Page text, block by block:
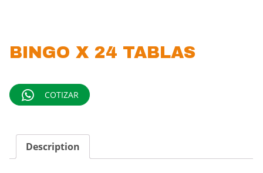
BINGO X 24 TABLAS
COTIZAR
Description